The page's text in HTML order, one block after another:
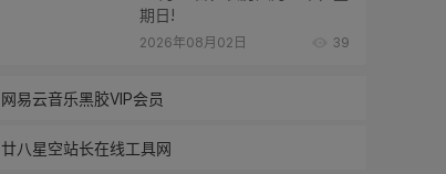
期日!
2026年08月02日 39
网易云音乐黑胶VIP会员
廿八星空站长在线工具网